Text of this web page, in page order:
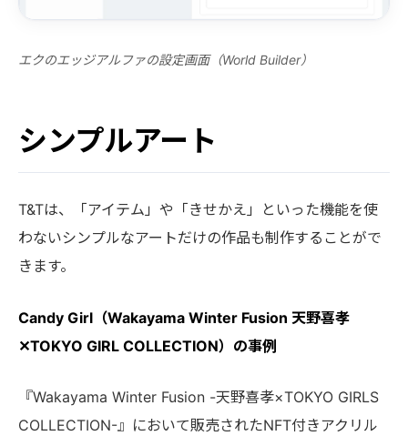
エクのエッジアルファの設定画面（World Builder）
シンプルアート
T&Tは、「アイテム」や「きせかえ」といった機能を使
わないシンプルなアートだけの作品も制作することがで
きます。
Candy Girl（Wakayama Winter Fusion 天野喜孝
✕TOKYO GIRL COLLECTION）の事例
『Wakayama Winter Fusion -天野喜孝×TOKYO GIRLS
COLLECTION-』において販売されたNFT付きアクリル